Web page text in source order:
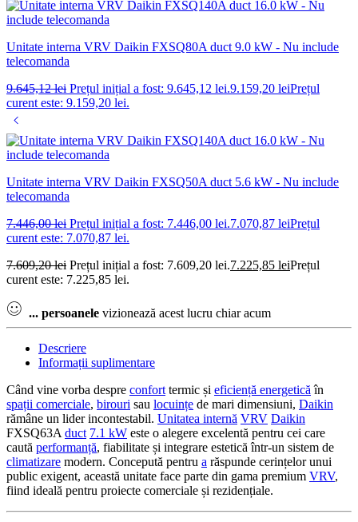
Unitate interna VRV Daikin FXSQ80A duct 9.0 kW - Nu include
telecomanda
9.645,12lei Prețul inițial a fost: 9.645,12 lei.9.159,20 leiPrețul
curent este: 9.159,20 lei.
Unitate interna VRV Daikin FXSQ50A duct 5.6 kW - Nu include
telecomanda
7.446,00lei Prețul inițial a fost: 7.446,00 lei.7.070,87 leiPrețul
curent este: 7.070,87 lei.
7.609,20lei Prețul inițial a fost: 7.609,20 lei.7.225,85 leiPrețul
curent este: 7.225,85 lei.
... persoanele vizionează acest lucru chiar acum
Descriere
Informații suplimentare
Când vine vorba despre confort termic și eficiență energetică în
spații comerciale, birouri sau locuințe de mari dimensiuni, Daikin
rămâne un lider incontestabil. Unitatea internă VRV Daikin
FXSQ63A duct 7.1 kW este o alegere excelentă pentru cei care
caută performanță, fiabilitate și integrare estetică într-un sistem de
climatizare modern. Concepută pentru a răspunde cerințelor unui
public exigent, această unitate face parte din gama premium VRV,
fiind ideală pentru proiecte comerciale și rezidențiale.